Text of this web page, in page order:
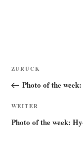
Beitragsnavigation
Vorheriger
Beitrag
ZURÜCK
Photo of the
Nächster
Beitrag
WEITER
Photo of the week: